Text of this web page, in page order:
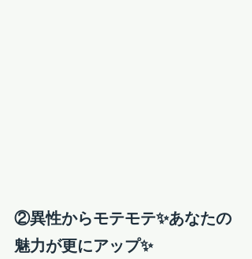
②異性からモテモテ✨あなたの
魅力が更にアップ✨